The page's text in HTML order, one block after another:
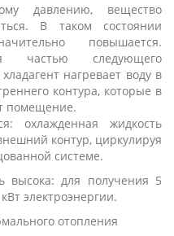
давлению, вещество
В таком состоянии
повышается.
частью следующего
нагревает воду в
контура, которые в
помещение.
охлажденная жидкость
контур, циркулируя
системе.
высока: для получения 5
электроэнергии.
отопления